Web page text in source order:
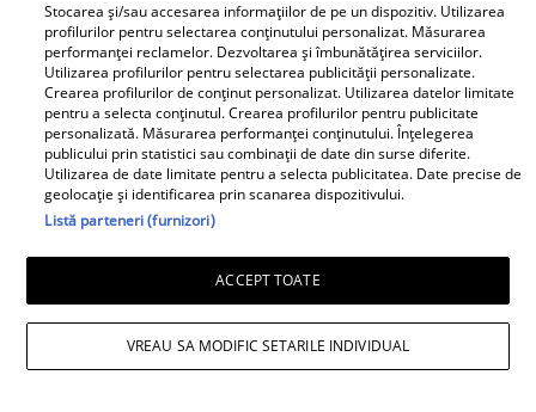
Lucruri esențiale pentru
un start bun în
dezvoltarea copiilor
Dr. Mihai Craiu:
Manevrele esențiale de
prim ajutor în cazul în
care copilul se îneacă
Diva Hair
Stocarea și/sau accesarea informațiilor de pe un dispozitiv. Utilizarea
profilurilor pentru selectarea conținutului personalizat. Măsurarea
performanței reclamelor. Dezvoltarea și îmbunătățirea serviciilor.
Utilizarea profilurilor pentru selectarea publicității personalizate.
Crearea profilurilor de conținut personalizat. Utilizarea datelor limitate
pentru a selecta conținutul. Crearea profilurilor pentru publicitate
personalizată. Măsurarea performanței conținutului. Înțelegerea
publicului prin statistici sau combinații de date din surse diferite.
Utilizarea de date limitate pentru a selecta publicitatea. Date precise de
geolocație și identificarea prin scanarea dispozitivului.
Listă parteneri (furnizori)
ACCEPT TOATE
VREAU SA MODIFIC SETARILE INDIVIDUAL